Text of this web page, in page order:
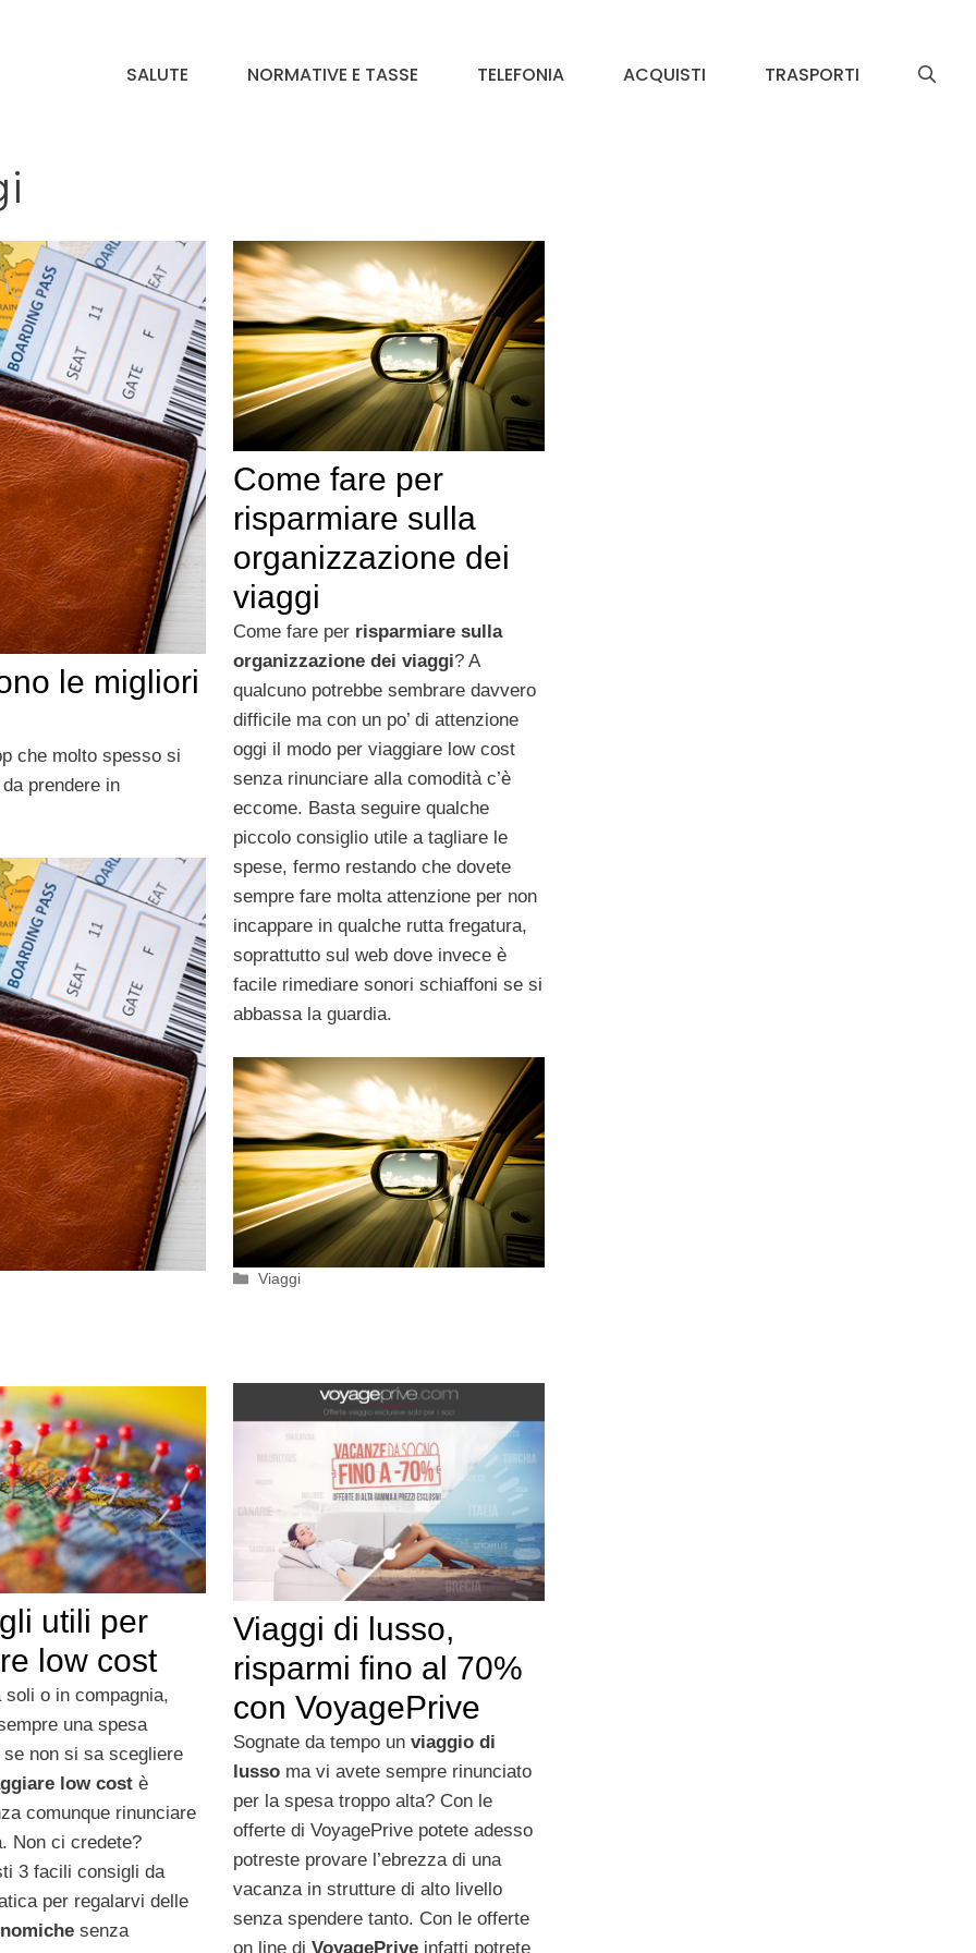
SALUTE NORMATIVE E TASSE TELEFONIA ACQUISTI TRASPORTI
le migliori
che molto spesso si
prendere in
Come fare per
risparmiare sulla
organizzazione dei
viaggi
Come fare per risparmiare sulla
organizzazione dei viaggi? A
qualcuno potrebbe sembrare davvero
difficile ma con un po’ di attenzione
oggi il modo per viaggiare low cost
senza rinunciare alla comodità c’è
eccome. Basta seguire qualche
piccolo consiglio utile a tagliare le
spese, fermo restando che dovete
sempre fare molta attenzione per non
incappare in qualche rutta fregatura,
soprattutto sul web dove invece è
facile rimediare sonori schiaffoni se si
abbassa la guardia.
Categorie
Viaggi
Viaggi di lusso,
risparmi fino al 70%
con VoyagePrive
Sognate da tempo un viaggio di
lussoma vi avete sempre rinunciato
per la spesa troppo alta? Con le
offerte di VoyagePrive potete adesso
potreste provare l’ebrezza di una
vacanza in strutture di alto livello
senza spendere tanto. Con le offerte
on line di VoyagePriveinfatti potrete
utili per
low cost
soli o in compagnia,
una spesa
non si sa scegliere
low costè
comunque rinunciare
Non ci credete?
3 facili consigli da
per regalarvi delle
senza